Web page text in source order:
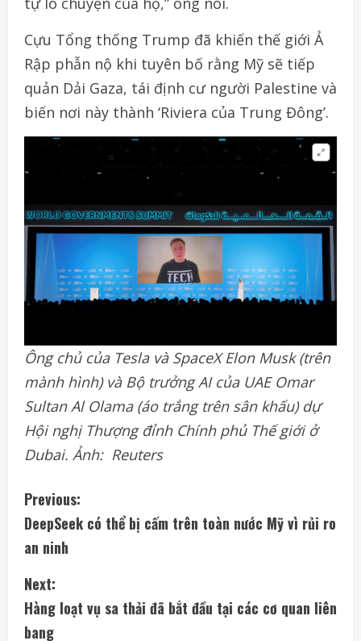
Cựu Tổng thống Trump đã khiến thế giới Ả
Rập phẫn nộ khi tuyên bố rằng Mỹ sẽ tiếp
quản Dải Gaza, tái định cư người Palestine và
biến nơi này thành ‘Riviera của Trung Đông’.
Ông chủ của Tesla và SpaceX Elon Musk (trên
mành hình) và Bộ trưởng AI của UAE Omar
Sultan Al Olama (áo trắng trên sân khấu) dự
Hội nghị Thượng đỉnh Chính phủ Thế giới ở
Dubai. Ảnh: Reuters
C
o
n
t
Previous:
DeepSeek có thể bị cấm trên toàn nước Mỹ vì rủi ro
an ninh
Next:
Hàng loạt vụ sa thải đã bắt đầu tại các cơ quan liên
bang